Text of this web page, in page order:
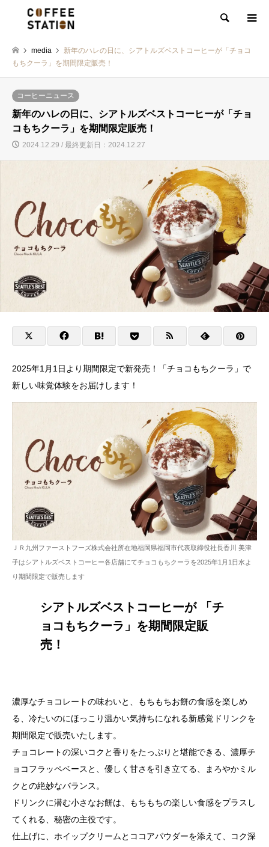
検索
media
新年のハレの日に、シアトルズベストコーヒーが「チョコ
もちクーラ」を期間限定販売！
コーヒーニュース
新年のハレの日に、シアトルズベストコーヒーが「チョ
コもちクーラ」を期間限定販売！
2024.12.29 / 最終更新日：2024.12.27
2025年1月1日より期間限定で新発売！「チョコもちクーラ」で
新しい味覚体験をお届けします！
ＪＲ九州ファーストフーズ株式会社所在地福岡県福岡市代表取締役社⻑香川 美津
子はシアトルズベストコーヒー各店舗にてチョコもちクーラを2025年1⽉1⽇水よ
り期間限定で販売します
シアトルズベストコーヒーが 「チ
ョコもちクーラ」を期間限定販
売！
濃厚なチョコレートの味わいと、もちもちお餅の食感を楽しめ
る、冷たいのにほっこり温かい気持ちになれる新感覚ドリンクを
期間限定で販売いたします。
チョコレートの深いコクと香りをたっぷりと堪能できる、濃厚チ
ョコフラッペベースと、優しく甘さを引き立てる、まろやかミル
クとの絶妙なバランス。
ドリンクに潜む小さなお餅は、もちもちの楽しい食感をプラスし
てくれる、秘密の主役です。
仕上げに、ホイップクリームとココアパウダーを添えて、コク深